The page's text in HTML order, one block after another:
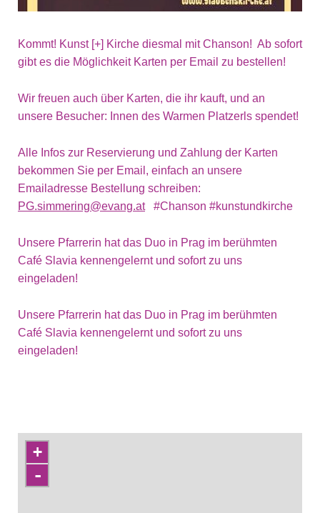
Kommt! Kunst [+] Kirche diesmal mit Chanson! Ab sofort
gibt es die Möglichkeit Karten per Email zu bestellen!
Wir freuen auch über Karten, die ihr kauft, und an
unsere Besucher: Innen des Warmen Platzerls spendet!
Alle Infos zur Reservierung und Zahlung der Karten
bekommen Sie per Email, einfach an unsere
Emailadresse Bestellung schreiben:
PG.simmering@evang.at#Chanson #kunstundkirche
Unsere Pfarrerin hat das Duo in Prag im berühmten
Café Slavia kennengelernt und sofort zu uns
eingeladen!
Unsere Pfarrerin hat das Duo in Prag im berühmten
Café Slavia kennengelernt und sofort zu uns
eingeladen!
+
-